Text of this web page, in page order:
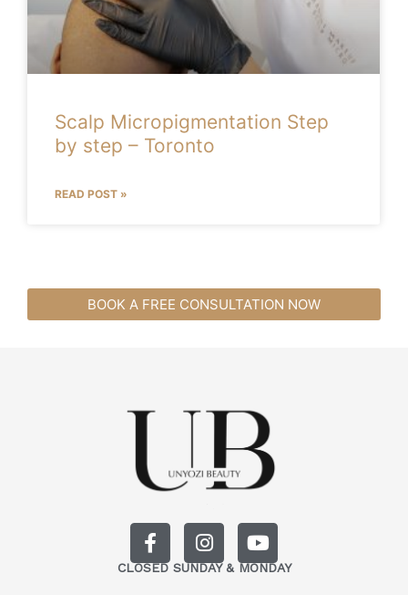
Scalp Micropigmentation Step
by step – Toronto
READ POST »
BOOK A FREE CONSULTATION NOW
F
a
c
I
n
s
Y
o
u
CLOSED SUNDAY & MONDAY